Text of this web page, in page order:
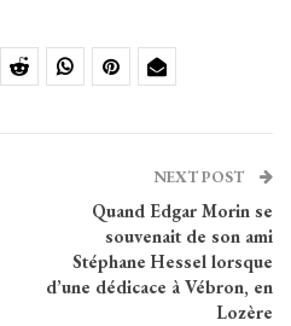
NEXT POST
Quand Edgar Morin se
souvenait de son ami
Stéphane Hessel lorsque
d’une dédicace à Vébron, en
Lozère